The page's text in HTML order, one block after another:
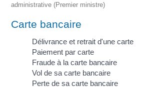
administrative (Premier ministre)
Carte bancaire
Délivrance et retrait d'une carte
Paiement par carte
Fraude à la carte bancaire
Vol de sa carte bancaire
Perte de sa carte bancaire